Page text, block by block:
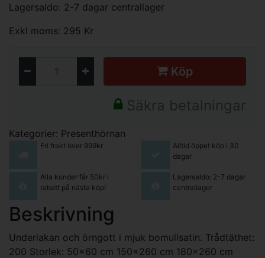
Lagersaldo: 2-7 dagar centrallager
Exkl moms: 295 Kr
Köp
Säkra betalningar
Kategorier: Presenthörnan
Fri frakt över 999kr
Alltid öppet köp i 30
dagar
Alla kunder får 50kr i
rabatt på nästa köp!
Lagersaldo: 2-7 dagar
centrallager
Beskrivning
Underlakan och örngott i mjuk bomullsatin. Trådtäthet:
200 Storlek: 50x60 cm 150x260 cm 180x260 cm